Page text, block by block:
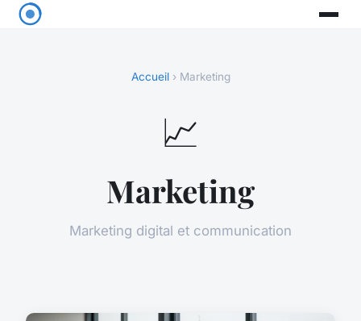
Accueil› Marketing
📈
Marketing
Marketing digital et communication